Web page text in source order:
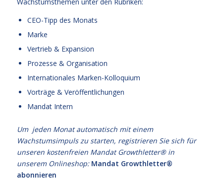
CEO-Tipp des Monats
Marke
Vertrieb & Expansion
Prozesse & Organisation
Internationales Marken-Kolloquium
Vorträge & Veröffentlichungen
Mandat Intern
Um jeden Monat automatisch mit einem
Wachstumsimpuls zu starten, registrieren Sie sich für
unseren kostenfreien Mandat Growthletter® in
unserem Onlineshop: Mandat Growthletter®
abonnieren